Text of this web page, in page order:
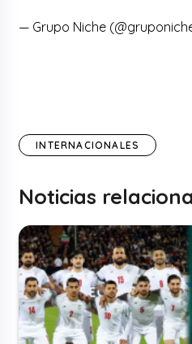
— Grupo Niche
INTERNACIONALES
Noticias